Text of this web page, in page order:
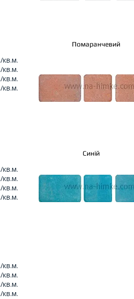
кв.м.
кв.м.
кв.м.
кв.м.
Помаранчевий
кв.м.
кв.м.
кв.м.
кв.м.
Синій
кв.м.
кв.м.
кв.м.
кв.м.